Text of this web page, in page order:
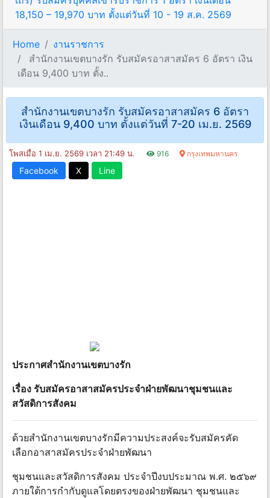
18,150 – 19,970 บาท ตั้งแต่วันที่ 10 - 19 ส.ค. 2569
Home
งานราชการ
สํานักงานเขตบางรัก รับสมัครอาสาสมัคร 6 อัตรา เงิน
เดือน 9,400 บาท ตั้ง..
สํานักงานเขตบางรัก รับสมัครอาสาสมัคร 6 อัตรา
เงินเดือน 9,400 บาท ตั้งแต่วันที่ 7-20 เม.ย. 2569
โพสเมื่อ 1 เม.ย. 2569 เวลา 21:49 น. 916 กรุงเทพมหานคร
Facebook X Line
ประกาศสํานักงานเขตบางรัก
เรื่อง รับสมัครอาสาสมัครประจําฝ่ายพัฒนาชุมชนและ
สวัสดิการสังคม
ด้วยสํานักงานเขตบางรักมีความประสงค์จะรับสมัครคัด
เลือกอาสาสมัครประจําฝ่ายพัฒนา
ชุมชนและสวัสดิการสังคม ประจําปีงบประมาณ พ.ศ. ๒๕๖๙
ภายใต้การกํากับดูแลโดยตรงของฝ่ายพัฒนา ชุมชนและ